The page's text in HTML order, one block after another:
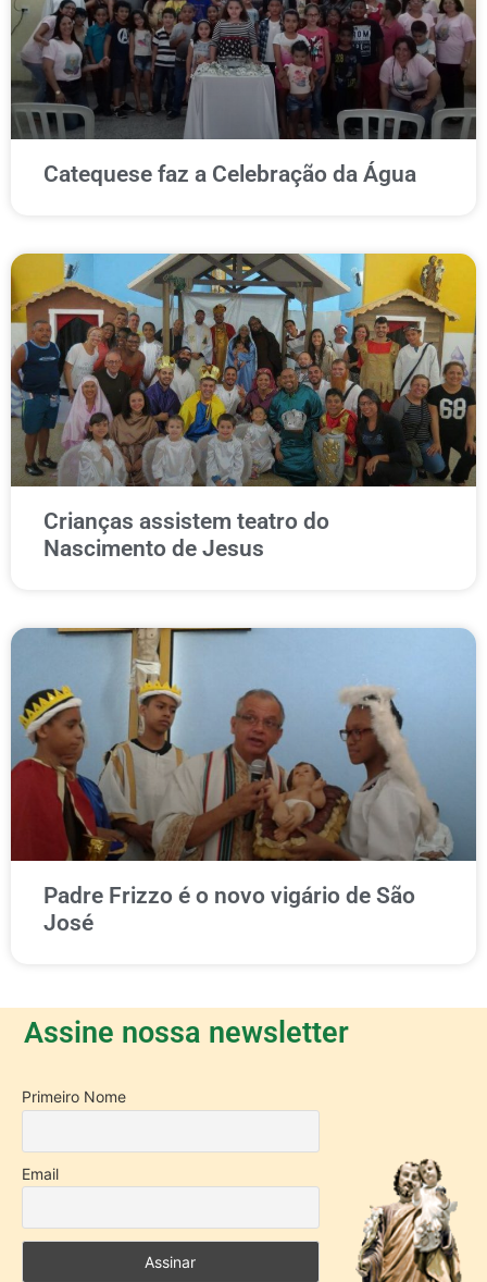
Catequese faz a Celebração da Água
Crianças assistem teatro do
Nascimento de Jesus
Padre Frizzo é o novo vigário de São
José
Assine nossa newsletter
Primeiro Nome
Email